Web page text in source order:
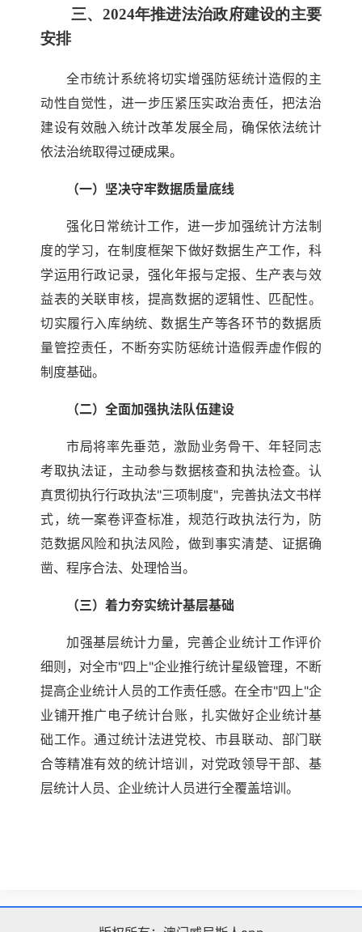
三、2024年推进法治政府建设的主要
安排
全市统计系统将切实增强防惩统计造假的主
动性自觉性，进一步压紧压实政治责任，把法治
建设有效融入统计改革发展全局，确保依法统计
依法治统取得过硬成果。
（一）坚决守牢数据质量底线
强化日常统计工作，进一步加强统计方法制
度的学习，在制度框架下做好数据生产工作，科
学运用行政记录，强化年报与定报、生产表与效
益表的关联审核，提高数据的逻辑性、匹配性。
切实履行入库纳统、数据生产等各环节的数据质
量管控责任，不断夯实防惩统计造假弄虚作假的
制度基础。
（二）全面加强执法队伍建设
市局将率先垂范，激励业务骨干、年轻同志
考取执法证，主动参与数据核查和执法检查。认
真贯彻执行行政执法"三项制度"，完善执法文书样
式，统一案卷评查标准，规范行政执法行为，防
范数据风险和执法风险，做到事实清楚、证据确
凿、程序合法、处理恰当。
（三）着力夯实统计基层基础
加强基层统计力量，完善企业统计工作评价
细则，对全市"四上"企业推行统计星级管理，不断
提高企业统计人员的工作责任感。在全市"四上"企
业铺开推广电子统计台账，扎实做好企业统计基
础工作。通过统计法进党校、市县联动、部门联
合等精准有效的统计培训，对党政领导干部、基
层统计人员、企业统计人员进行全覆盖培训。